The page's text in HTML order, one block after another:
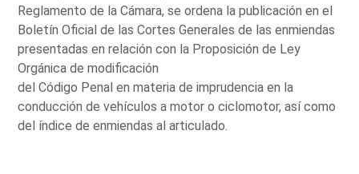
Reglamento de la Cámara, se ordena la publicación en el
Boletín Oficial de las Cortes Generales de las enmiendas
presentadas en relación con la Proposición de Ley
Orgánica de modificación
del Código Penal en materia de imprudencia en la
conducción de vehículos a motor o ciclomotor, así como
del índice de enmiendas al articulado.